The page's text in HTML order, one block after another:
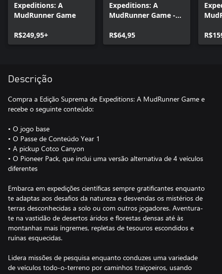
Expeditions: A
MudRunner Game
R$249,95+
Expeditions: A
MudRunner Game -
R$64,95
Descrição
Compra a Edição Suprema de Expeditions: A MudRunner Game e
recebe o seguinte conteúdo:
• O jogo base
• O Passe de Conteúdo Year 1
• A pickup Cotco Canyon
• O Pioneer Pack, que inclui uma versão alternativa de 4 veículos
diferentes
Embarca em expedições científicas sempre gratificantes enquanto
te adaptas aos desafios da natureza e desvendas os mistérios de
terras desconhecidas a solo ou com outros jogadores. Aventura-
te na vastidão de desertos áridos e florestas densas até às
montanhas mais íngremes, repletas de tesouros escondidos e
ruínas esquecidas.
Lidera missões de pesquisa enquanto conduzes uma variedade
de veículos todo-o-terreno por caminhos traiçoeiros, usando